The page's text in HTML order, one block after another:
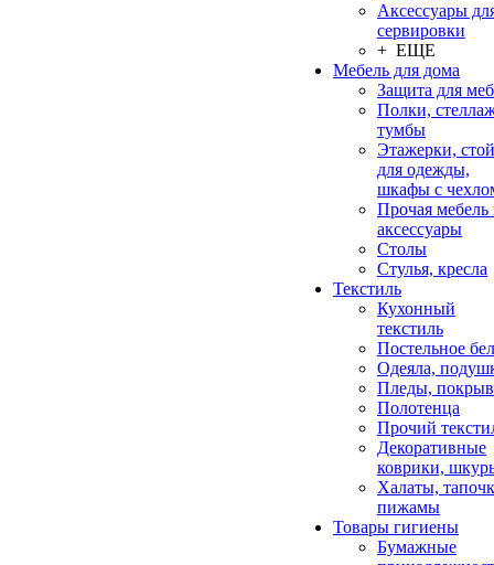
Аксессуары
сервировки
+ ЕЩЕ
Мебель для дома
Защита для
Полки,
тумбы
Этажерки,
для одежды,
шкафы с
Прочая мебель
аксессуары
Столы
Стулья, кресла
Текстиль
Кухонный
текстиль
Постельное
Одеяла,
Пледы,
Полотенца
Прочий
Декоративные
коврики,
Халаты,
пижамы
Товары гигиены
Бумажные